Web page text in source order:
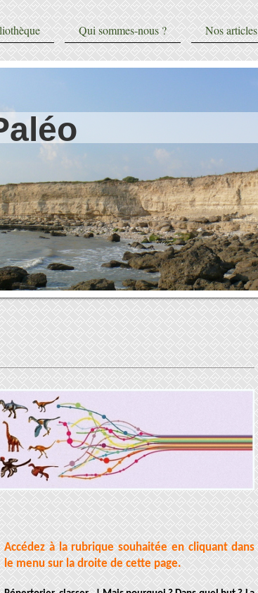
Qui sommes-nous ? Nos articles
Accédez à la rubrique souhaitée en cliquant dans
le menu sur la droite de cette page.